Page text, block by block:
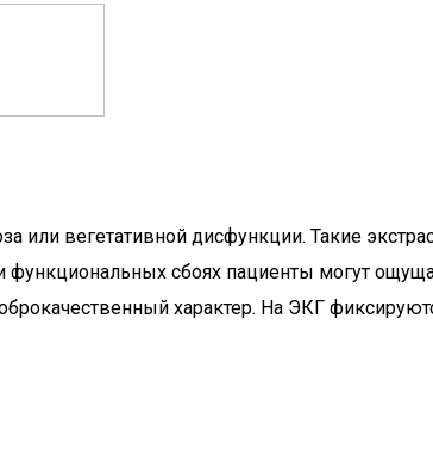
вегетативной дисфункции. Такие
сбоях пациенты могут
характер. На ЭКГ